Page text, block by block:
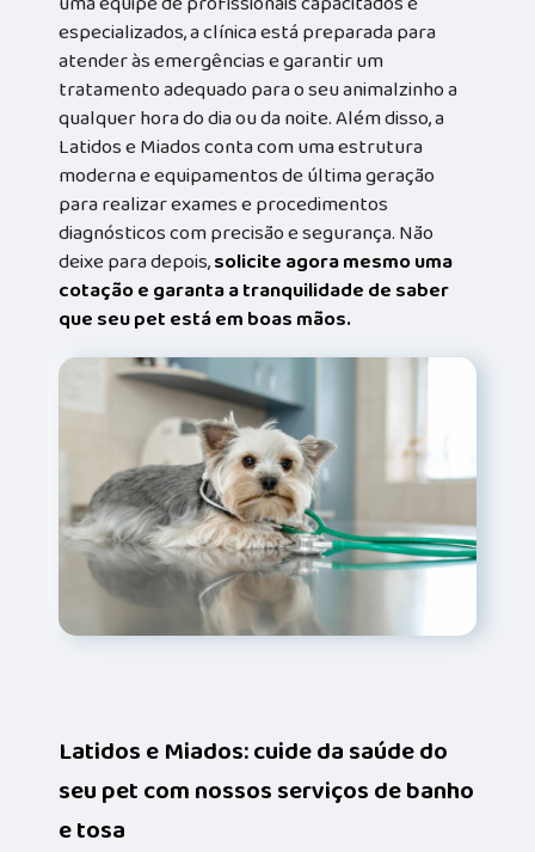
especializados, a clínica está preparada para
atender às emergências e garantir um
tratamento adequado para o seu animalzinho a
qualquer hora do dia ou da noite. Além disso, a
Latidos e Miados conta com uma estrutura
moderna e equipamentos de última geração
para realizar exames e procedimentos
diagnósticos com precisão e segurança. Não
deixe para depois,solicite agora mesmo uma
cotação e garanta a tranquilidade de saber
que seu pet está em boas mãos.
Latidos e Miados: cuide da saúde do
seu pet com nossos serviços de banho
e tosa